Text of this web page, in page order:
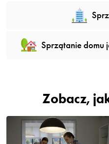
Sprzątanie domu
Zobacz,